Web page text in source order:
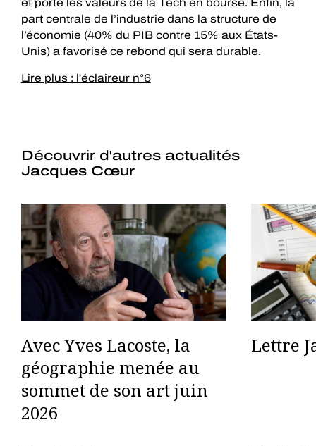
part centrale de l’industrie dans la structure de
l’économie (40% du PIB contre 15% aux États-
Unis) a favorisé ce rebond qui sera durable.
Lire plus : l'éclaireur n°6
Découvrir d'autres actualités
Jacques Cœur
Avec Yves Lacoste, la
géographie menée au
sommet de son art juin
2026
Lettre